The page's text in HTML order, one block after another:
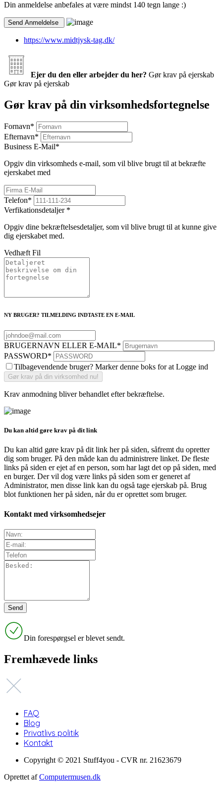
Din anmeldelse anbefales at være mindst 140 tegn lange :)
https://www.midtjysk-tag.dk/
Ejer du den eller arbejder du her? Gør krav på ejerskab
Gør krav på ejerskab
Gør krav på din virksomhedsfortegnelse
Fornavn*
Efternavn*
Business E-Mail*
Opgiv din virksomheds e-mail, som vil blive brugt til at bekræfte
ejerskabet med
Telefon*
Verfikationsdetaljer *
Opgiv dine bekræftelsesdetaljer, som vil blive brugt til at kunne give
dig ejerskabet med.
Vedhæft Fil
NY BRUGER? TILMELDING INDTASTE EN E-MAIL
BRUGERNAVN ELLER E-MAIL*
PASSWORD*
Tilbagevendende bruger? Marker denne boks for at Logge ind
Krav anmodning bliver behandlet efter bekræftelse.
Du kan altid gøre krav på dit link
Du kan altid gøre krav på dit link her på siden, såfremt du opretter
dig som bruger. På den måde kan du administrere linket. De fleste
links på siden er ejet af en person, som har lagt det op på siden, med
en burger. Der vil dog være links på siden som er generet af
Administrator, men disse link kan du også tage ejerskab på. Brug
blot funktionen her på siden, når du er oprettet som bruger.
Kontakt med virksomhedsejer
Din forespørgsel er blevet sendt.
Fremhævede links
FAQ
Blog
Privatlivs politik
Kontakt
Copyright © 2021 Stuff4you - CVR nr. 21623679
Oprettet afComputermusen.dk